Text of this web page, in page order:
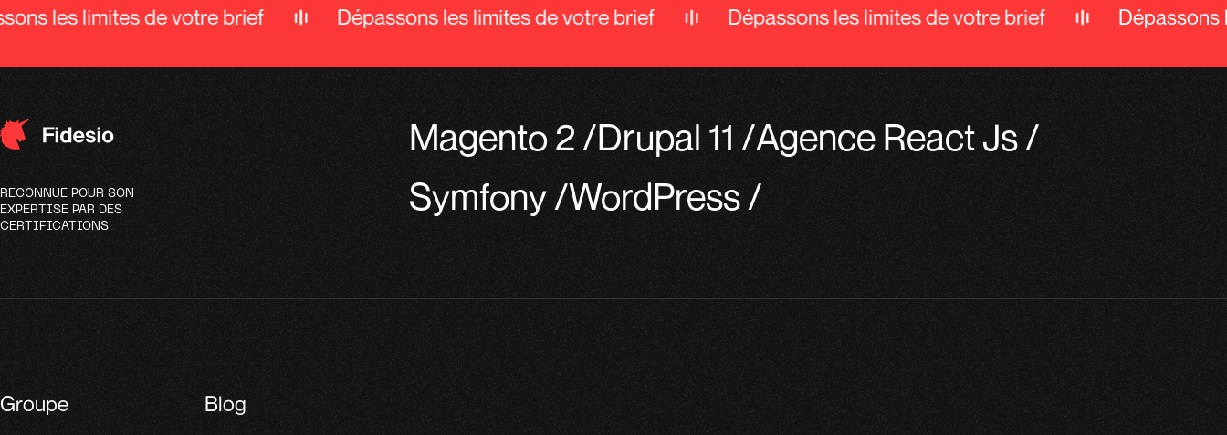
les limites de votre brief Dépassons les limites de votre brief Dépassons les limites de votre brief Dépassons
RECONNUE POUR SON
EXPERTISE PAR DES
CERTIFICATIONS
Magento 2 /Drupal 11 /Agence React Js/
Symfony/WordPress/
Groupe
Blog